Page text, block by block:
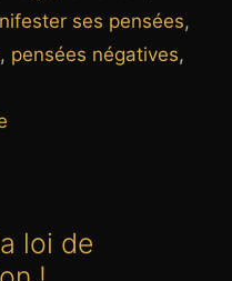
ses pensées,
, pensées négatives,
loi de